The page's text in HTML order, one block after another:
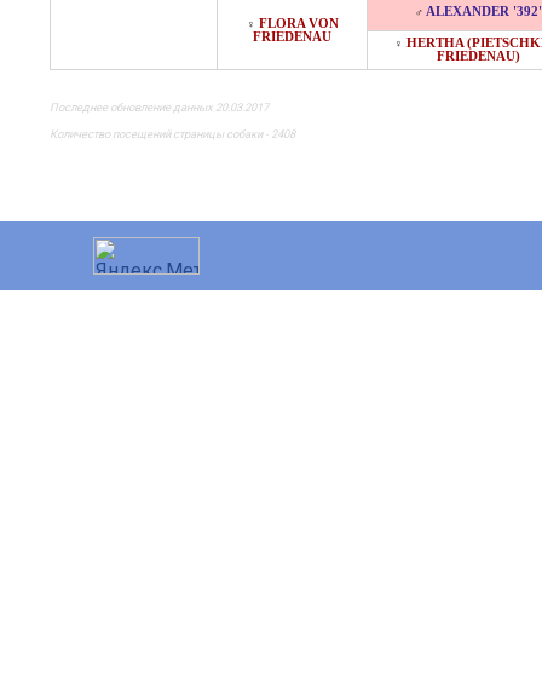
♀ FLORA VON
FRIEDENAU
♂ ALEXANDER '392'
♀ HERTHA
FRIEDENAU)
Последнее обновление данных 20.03.2017
Количество посещений страницы собаки - 2408